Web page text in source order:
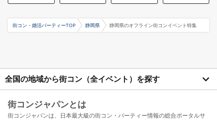
街コン・婚活パーティーTOP 静岡県 静岡県のオフライン街コンイベント特集
全国の地域から街コン（全イベント）を探す
街コンジャパンとは
街コンジャパンは、日本最大級の街コン・パーティー情報の総合ポータルサ